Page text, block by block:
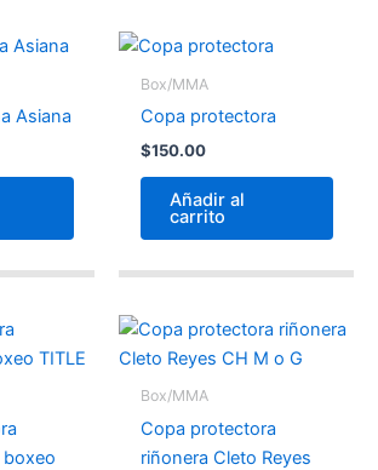
Asiana
Box/MMA
Copa protectora
$150.00
Añadir al
carrito
Box/MMA
Copa protectora
riñonera Cleto Reyes